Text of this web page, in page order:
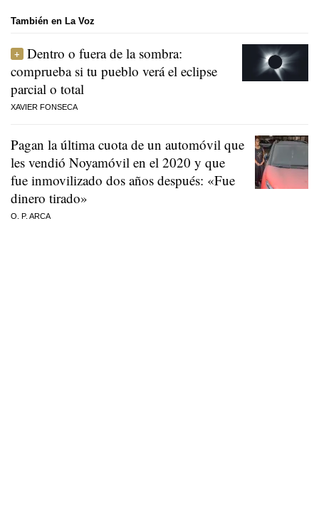
También en La Voz
Dentro o fuera de la sombra:
comprueba si tu pueblo verá el eclipse
parcial o total
XAVIER FONSECA
Pagan la última cuota de un automóvil que
les vendió Noyamóvil en el 2020 y que
fue inmovilizado dos años después: «Fue
dinero tirado»
O. P. ARCA